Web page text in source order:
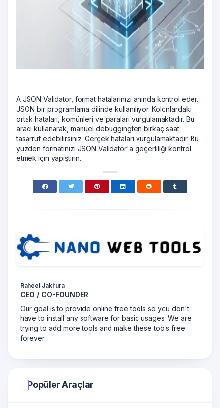
A JSON Validator, format hatalarınızı anında kontrol eder.
JSON bir programlama dilinde kullanılıyor. Kolonlardaki
ortak hataları, komünleri ve paraları vurgulamaktadır. Bu
aracı kullanarak, manuel debuggingten birkaç saat
tasarruf edebilirsiniz. Gerçek hataları vurgulamaktadır. Bu
yüzden formatınızı JSON Validator'a geçerliliği kontrol
etmek için yapıştırın.
Raheel Jakhura
CEO / CO-FOUNDER
Our goal is to provide online free tools so you don't
have to install any software for basic usages. We are
trying to add more tools and make these tools free
forever.
Popüler Araçlar